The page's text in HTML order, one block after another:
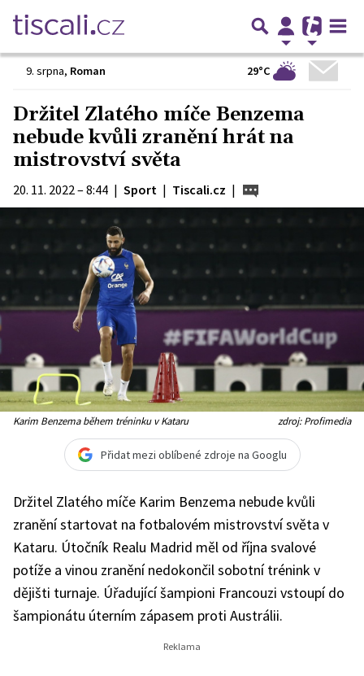
9. srpna, Roman 29°C
Držitel Zlatého míče Benzema
nebude kvůli zranění hrát na
mistrovství světa
20. 11. 2022 – 8:44 | Sport | Tiscali.cz |
Karim Benzema během tréninku v Kataru zdroj: Profimedia
Přidat mezi oblíbené zdroje na Googlu
Držitel Zlatého míče Karim Benzema nebude kvůli
zranění startovat na fotbalovém mistrovství světa v
Kataru. Útočník Realu Madrid měl od října svalové
potíže a vinou zranění nedokončil sobotní trénink v
dějišti turnaje. Úřadující šampioni Francouzi vstoupí do
šampionátu úterním zápasem proti Austrálii.